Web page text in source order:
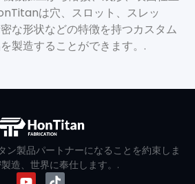
は穴、スロット、スレッ
な形状などの特徴を持つカスタム
製造することができます。.
ン製品パートナーになることを約束しま
造、世界に奉仕します。.